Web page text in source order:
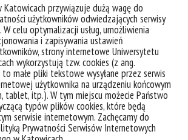
Katowicach przywiązuje dużą wagę do
użytkowników odwiedzających serwisy
celu optymalizacji usług, umożliwienia
i zapisywania ustawień
strony internetowe Uniwersytetu
wykorzystują tzw. cookies (z ang.
małe pliki tekstowe wysyłane przez serwis
użytkownika na urządzeniu końcowym
tablet, itp.). W tym miejscu możecie Państwo
typów plików cookies, które będą
serwisie internetowym. Zachęcamy do
Prywatności Serwisów Internetowych
kształtuje lokalną tożsamość
nowe formy komunikacji
roślinno-ludzkich spoufaleń”
i autorstwo tekstów: Joanna
Joanna Zdzienicka-Obałek.
Anna Kopaczewska.